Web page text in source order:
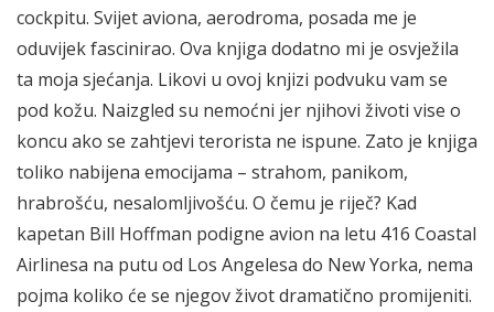
cockpitu. Svijet aviona, aerodroma, posada me je
oduvijek fascinirao. Ova knjiga dodatno mi je osvježila
ta moja sjećanja. Likovi u ovoj knjizi podvuku vam se
pod kožu. Naizgled su nemoćni jer njihovi životi vise o
koncu ako se zahtjevi terorista ne ispune. Zato je knjiga
toliko nabijena emocijama – strahom, panikom,
hrabrošću, nesalomljivošću. O čemu je riječ? Kad
kapetan Bill Hoffman podigne avion na letu 416 Coastal
Airlinesa na putu od Los Angelesa do New Yorka, nema
pojma koliko će se njegov život dramatično promijeniti.